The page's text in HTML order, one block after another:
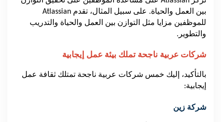
بين العمل والحياة. على سبيل المثال، تقدم Atlassian
للموظفين مزايا مثل التوازن بين العمل والحياة والتدريب
والتطوير.
شركات عربية ناجحة تملك بيئة عمل إيجابية
بالتأكيد، إليك خمس شركات عربية ناجحة تمتلك ثقافة عمل
إيجابية:
شركة زين